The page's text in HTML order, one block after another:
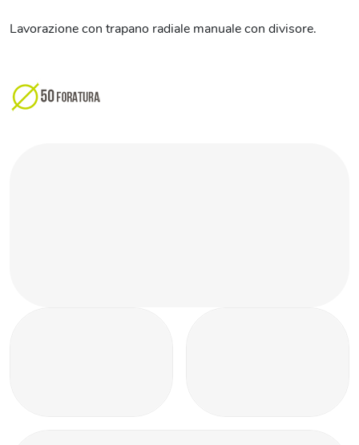
Lavorazione con trapano radiale manuale con divisore.